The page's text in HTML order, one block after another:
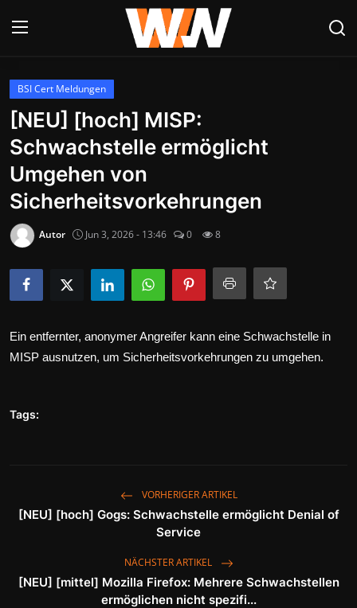
Anmelden
Datenschutzerklärung
Contact
Aktuelles
Kultur & Unterhaltung
Lifestyle & Gesellschaft
Tech & IT-Security
Wissenschaft & Gesundheit
BSI Cert Meldungen
[NEU] [hoch] MISP:
Schwachstelle ermöglicht
Umgehen von
Sicherheitsvorkehrungen
Autor Jun 3, 2026 - 13:46 0 8
Ein entfernter, anonymer Angreifer kann eine Schwachstelle in
MISP ausnutzen, um Sicherheitsvorkehrungen zu umgehen.
Tags:
VORHERIGER ARTIKEL
[NEU] [hoch] Gogs: Schwachstelle ermöglicht Denial of
Service
NÄCHSTER ARTIKEL
[NEU] [mittel] Mozilla Firefox: Mehrere Schwachstellen
ermöglichen nicht spezifi...